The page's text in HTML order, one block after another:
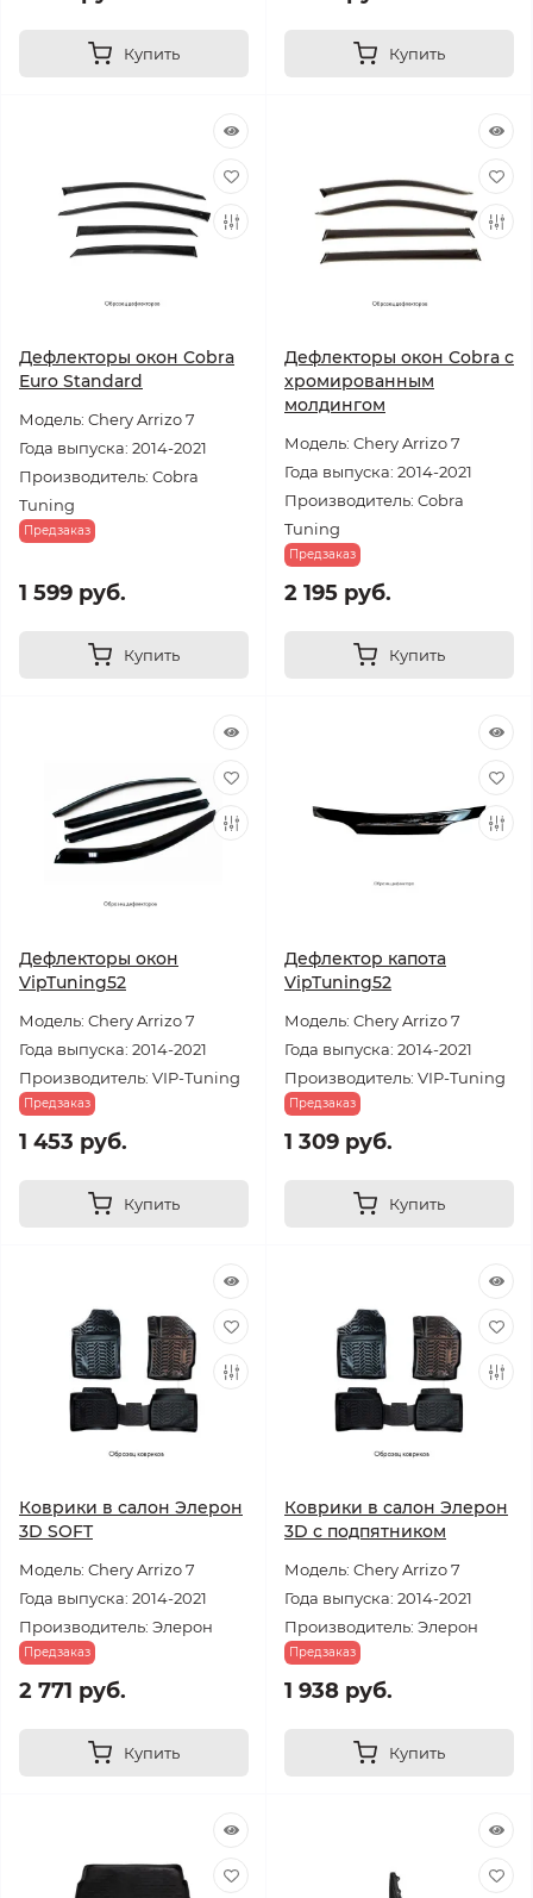
Купить Купить
Дефлекторы окон Cobra
Euro Standard
Модель: Chery Arrizo 7
Года выпуска: 2014-2021
Производитель: Cobra
Tuning
Предзаказ
1 599 руб.
Купить
Дефлекторы окон Cobra с
хромированным
молдингом
Модель: Chery Arrizo 7
Года выпуска: 2014-2021
Производитель: Cobra
Tuning
Предзаказ
2 195 руб.
Купить
Дефлекторы окон
VipTuning52
Модель: Chery Arrizo 7
Года выпуска: 2014-2021
Производитель: VIP-Tuning
Предзаказ
1 453 руб.
Купить
Дефлектор капота
VipTuning52
Модель: Chery Arrizo 7
Года выпуска: 2014-2021
Производитель: VIP-Tuning
Предзаказ
1 309 руб.
Купить
Коврики в салон Элерон
3D SOFT
Модель: Chery Arrizo 7
Года выпуска: 2014-2021
Производитель: Элерон
Предзаказ
2 771 руб.
Купить
Коврики в салон Элерон
3D с подпятником
Модель: Chery Arrizo 7
Года выпуска: 2014-2021
Производитель: Элерон
Предзаказ
1 938 руб.
Купить